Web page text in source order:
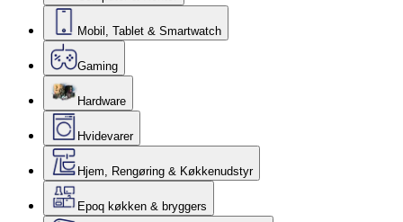
Mobil, Tablet & Smartwatch
Gaming
Hardware
Hvidevarer
Hjem, Rengøring & Køkkenudstyr
Epoq køkken & bryggers